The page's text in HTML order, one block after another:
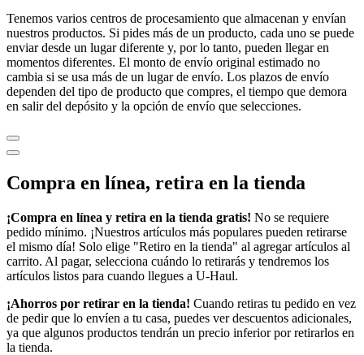
Tenemos varios centros de procesamiento que almacenan y envían
nuestros productos. Si pides más de un producto, cada uno se puede
enviar desde un lugar diferente y, por lo tanto, pueden llegar en
momentos diferentes. El monto de envío original estimado no
cambia si se usa más de un lugar de envío. Los plazos de envío
dependen del tipo de producto que compres, el tiempo que demora
en salir del depósito y la opción de envío que selecciones.
Compra en línea, retira en la tienda
¡Compra en línea y retira en la tienda gratis! No se requiere
pedido mínimo. ¡Nuestros artículos más populares pueden retirarse
el mismo día! Solo elige "Retiro en la tienda" al agregar artículos al
carrito. Al pagar, selecciona cuándo lo retirarás y tendremos los
artículos listos para cuando llegues a U-Haul.
¡Ahorros por retirar en la tienda! Cuando retiras tu pedido en vez
de pedir que lo envíen a tu casa, puedes ver descuentos adicionales,
ya que algunos productos tendrán un precio inferior por retirarlos en
la tienda.